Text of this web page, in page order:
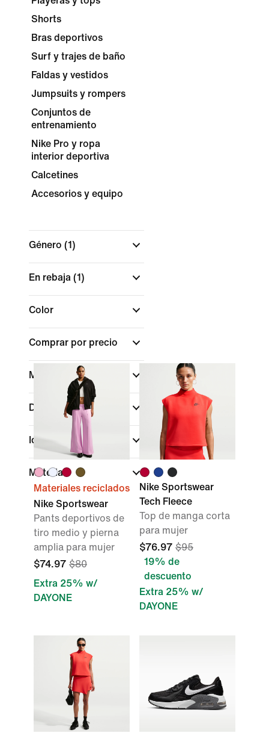
Shorts
Bras deportivos
Surf y trajes de baño
Faldas y vestidos
Jumpsuits y rompers
Conjuntos de
entrenamiento
Nike Pro y ropa
interior deportiva
Calcetines
Accesorios y equipo
Género (1)
En rebaja (1)
Color
Comprar por precio
Marca
Deportes
Ideal para
Material
Materiales reciclados
Nike Sportswear
Pants deportivos de
tiro medio y pierna
amplia para mujer
$74.97 $80
Extra 25% w/
DAYONE
Nike Sportswear
Tech Fleece
Top de manga corta
para mujer
$76.97 $95
19% de
descuento
Extra 25% w/
DAYONE